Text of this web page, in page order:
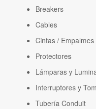
Breakers
Cables
Cintas / Empalmes
Protectores
Lámparas y
Interruptores y
Tubería Conduit